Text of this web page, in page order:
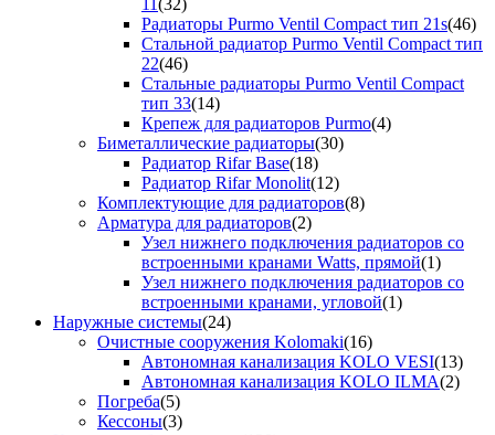
11(32)
Радиаторы Purmo Ventil Compact тип 21s(46)
Стальной радиатор Purmo Ventil Compact тип
22(46)
Стальные радиаторы Purmo Ventil Compact
тип 33(14)
Крепеж для радиаторов Purmo(4)
Биметаллические радиаторы(30)
Радиатор Rifar Base(18)
Радиатор Rifar Monolit(12)
Комплектующие для радиаторов(8)
Арматура для радиаторов(2)
Узел нижнего подключения радиаторов со
встроенными кранами Watts, прямой(1)
Узел нижнего подключения радиаторов со
встроенными кранами, угловой(1)
Наружные системы(24)
Очистные сооружения Kolomaki(16)
Автономная канализация KOLO VESI(13)
Автономная канализация KOLO ILMA(2)
Погреба(5)
Кессоны(3)